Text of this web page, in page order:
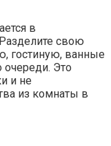
в
свою
гостиную, ванные
Это
и не
из комнаты в